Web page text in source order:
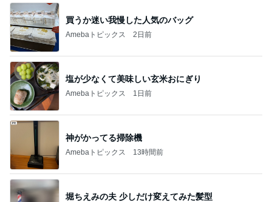
買うか迷い我慢した人気のバッグ
Amebaトピックス 2日前
塩が少なくて美味しい玄米おにぎり
Amebaトピックス 1日前
神がかってる掃除機
Amebaトピックス 13時間前
堀ちえみの夫 少しだけ変えてみた髪型